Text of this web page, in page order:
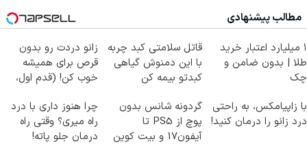
مطالب پیشنهادی
۱ میلیارد اعتبار خرید
طلا | بدون ضامن و
چک
قاتل سلامتی کبد چربه
با این دمنوش گیاهی
کبدتو بیمه کن
زانو دردت رو بدون
قرص برای همیشه
خوب کن! (قدم اول،
با زاپیامکس، به راحتی
درد زانو را درمان کنید!
گردونه شانس بدون
پوچ از PS5 تا
آیفون17 و بیت کوین
چرا هنوز داری با درد
راه میری؟ وقتی راه
درمان جلو پاته!